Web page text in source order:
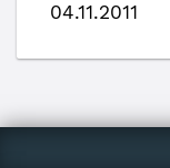
04.11.2011